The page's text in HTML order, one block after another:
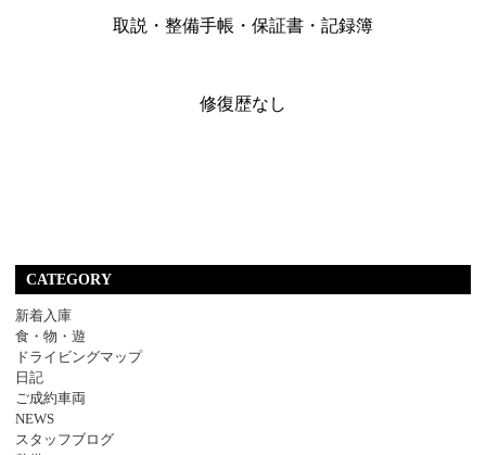
取説・整備手帳・保証書・記録簿
修復歴なし
CATEGORY
新着入庫
食・物・遊
ドライビングマップ
日記
ご成約車両
NEWS
スタッフブログ